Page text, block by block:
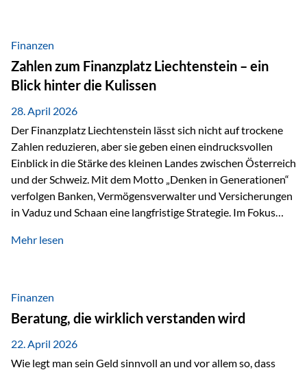
Wirtschaftswachstum, verändern die Spielregeln für
Investoren. Produktivität adressiert genau diese
Herausforderungen, da wirtschaftliches Wachstum
langfristig durch Produktivitätssteigerung entsteht, also
durch die Fähigkeit von Unternehmen, mehr…
Finanzen
Zahlen zum Finanzplatz Liechtenstein – ein
Blick hinter die Kulissen
28. April 2026
Der Finanzplatz Liechtenstein lässt sich nicht auf trockene
Zahlen reduzieren, aber sie geben einen eindrucksvollen
Einblick in die Stärke des kleinen Landes zwischen Österreich
und der Schweiz. Mit dem Motto „Denken in Generationen“
verfolgen Banken, Vermögensverwalter und Versicherungen
in Vaduz und Schaan eine langfristige Strategie. Im Fokus
Marktzugang Liechtenstein hat sich in den letzten Jahren zu
verfügbaren Kennzahlen (Stand Ende 2024, veröffentlicht
2025/2026)…
Mehr lesen
Finanzen
Beratung, die wirklich verstanden wird
22. April 2026
Wie legt man sein Geld sinnvoll an und vor allem so, dass